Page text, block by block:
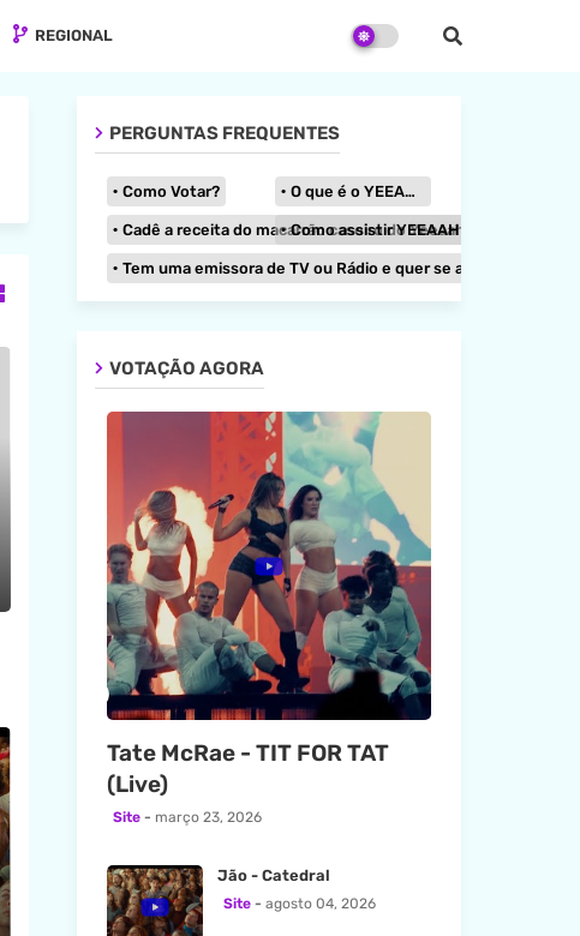
REGIONAL
PERGUNTAS FREQUENTES
Como Votar? O que é o YEEAAH?
Cadê a receita do macarrão caseiro do Yeeaah Zone?
Como assistir YEEAAH TV na parabólica
Tem uma emissora de TV ou Rádio e quer se afiliar ao YEEAAH?
VOTAÇÃO AGORA
Tate McRae - TIT FOR TAT
(Live)
Site março 23, 2026
Jão - Catedral
Site agosto 04, 2026